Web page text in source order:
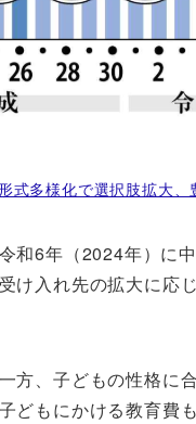
式多様化で選択肢拡大
和6年（2024年）に
け入れ先の拡大に応
方、子どもの性格に
どもにかける教育費